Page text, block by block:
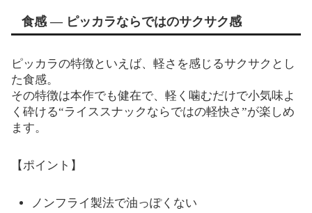
食感 — ピッカラならではのサクサク感
ピッカラの特徴といえば、軽さを感じるサクサクとし
た食感。
その特徴は本作でも健在で、軽く噛むだけで小気味よ
く砕ける“ライススナックならではの軽快さ”が楽しめ
ます。
【ポイント】
ノンフライ製法で油っぽくない